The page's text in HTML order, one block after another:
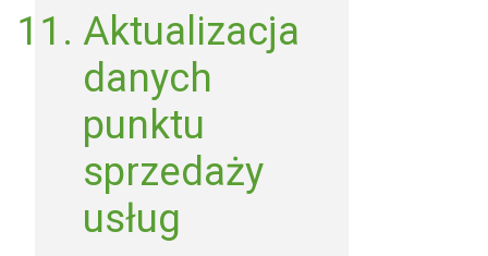
Aktualizacja
danych
punktu
sprzedaży
usług